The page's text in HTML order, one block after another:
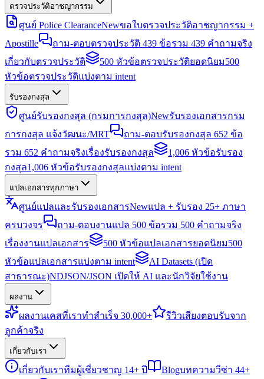
ตรวจประวัติอาชญากรรม
ศูนย์ Police ClearanceNewขอใบตรวจประวัติอาชญากรรม +
Apostille
ถาม-ตอบตรวจประวัติ 439 ข้อรวม 439 คำถามจริง
เกี่ยวกับตรวจประวัติ
500 หัวข้อตรวจประวัติยอดนิยม500
หัวข้อตรวจประวัติแบ่งตาม intent
รับรองกงสุล
ศูนย์รับรองกงสุล (กรมการกงสุล)Newรับรองเอกสารกรม
การกงสุล แจ้งวัฒนะ/MRT
ถาม-ตอบรับรองกงสุล 652 ข้อ
รวม 652 คำถามจริงเรื่องรับรองกงสุล
1,006 หัวข้อรับรอง
กงสุล1,006 หัวข้อรับรองกงสุลแบ่งตาม intent
แปลเอกสารทุกภาษา
ศูนย์แปลและรับรองเอกสารNewแปล + รับรอง 25+ ภาษา
ครบวงจร
ถาม-ตอบงานแปล 500 ข้อรวม 500 คำถามจริง
เรื่องงานแปลเอกสาร
500 หัวข้อแปลเอกสารยอดนิยม500
หัวข้อแปลเอกสารแบ่งตาม intent
AI Datasets (เปิด
สาธารณะ)NDJSON/JSON เปิดให้ AI และนักวิจัยใช้งาน
ผลงาน
ผลงานเคสที่เราทำสำเร็จ 30,000+ รีวิวเสียงตอบรับจาก
ลูกค้าจริง
เกี่ยวกับเรา
เกี่ยวกับเราทีมผู้เชี่ยวชาญ 14+ ปี Blogบทความวีซ่า 44+